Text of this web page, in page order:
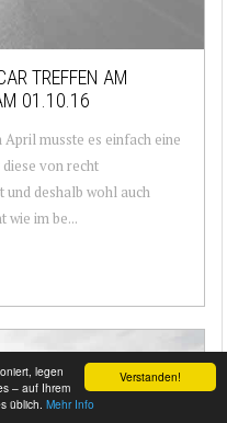
Verstanden!
legen
– auf Ihrem
üblich. Mehr Info
TREFFEN AM
01.10.16
musste es einfach eine
von recht
und deshalb wohl auch
wie im be...